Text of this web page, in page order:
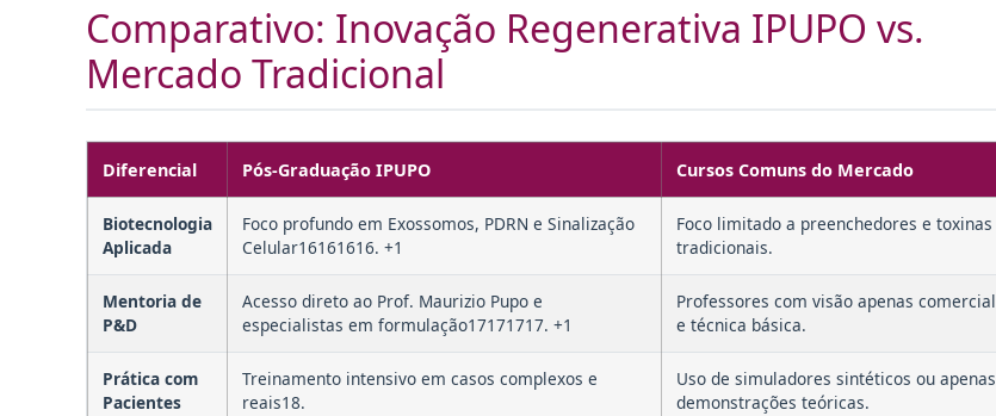
Comparativo: Inovação Regenerativa IPUPO vs.
Mercado Tradicional
Diferencial Pós-Graduação IPUPO Cursos Comuns do Mercado
Biotecnologia
Aplicada
Foco profundo em Exossomos, PDRN e Sinalização
Celular16161616. +1
Foco limitado a preenchedores e toxinas
tradicionais.
Mentoria de
P&D
Acesso direto ao Prof. Maurizio Pupo e
especialistas em formulação17171717. +1
Professores com visão apenas comercial
e técnica básica.
Prática com
Pacientes
Treinamento intensivo em casos complexos e
reais18.
Uso de simuladores sintéticos ou apenas
demonstrações teóricas.